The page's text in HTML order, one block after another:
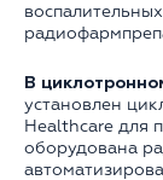
В
установлен
Healthcare для
оборудована